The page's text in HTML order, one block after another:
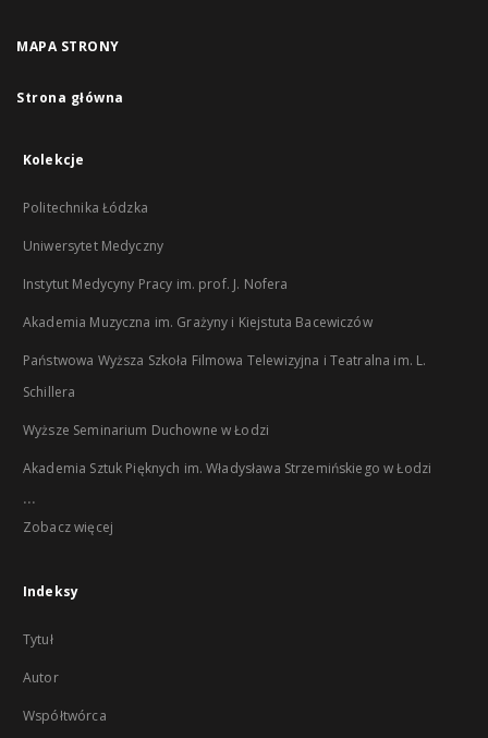
MAPA STRONY
Strona główna
Kolekcje
Politechnika Łódzka
Uniwersytet Medyczny
Instytut Medycyny Pracy im. prof. J. Nofera
Akademia Muzyczna im. Grażyny i Kiejstuta Bacewiczów
Państwowa Wyższa Szkoła Filmowa Telewizyjna i Teatralna im. L.
Schillera
Wyższe Seminarium Duchowne w Łodzi
Akademia Sztuk Pięknych im. Władysława Strzemińskiego w Łodzi
...
Zobacz więcej
Indeksy
Tytuł
Autor
Współtwórca